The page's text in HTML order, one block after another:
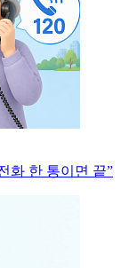
화 한 통이면 끝”